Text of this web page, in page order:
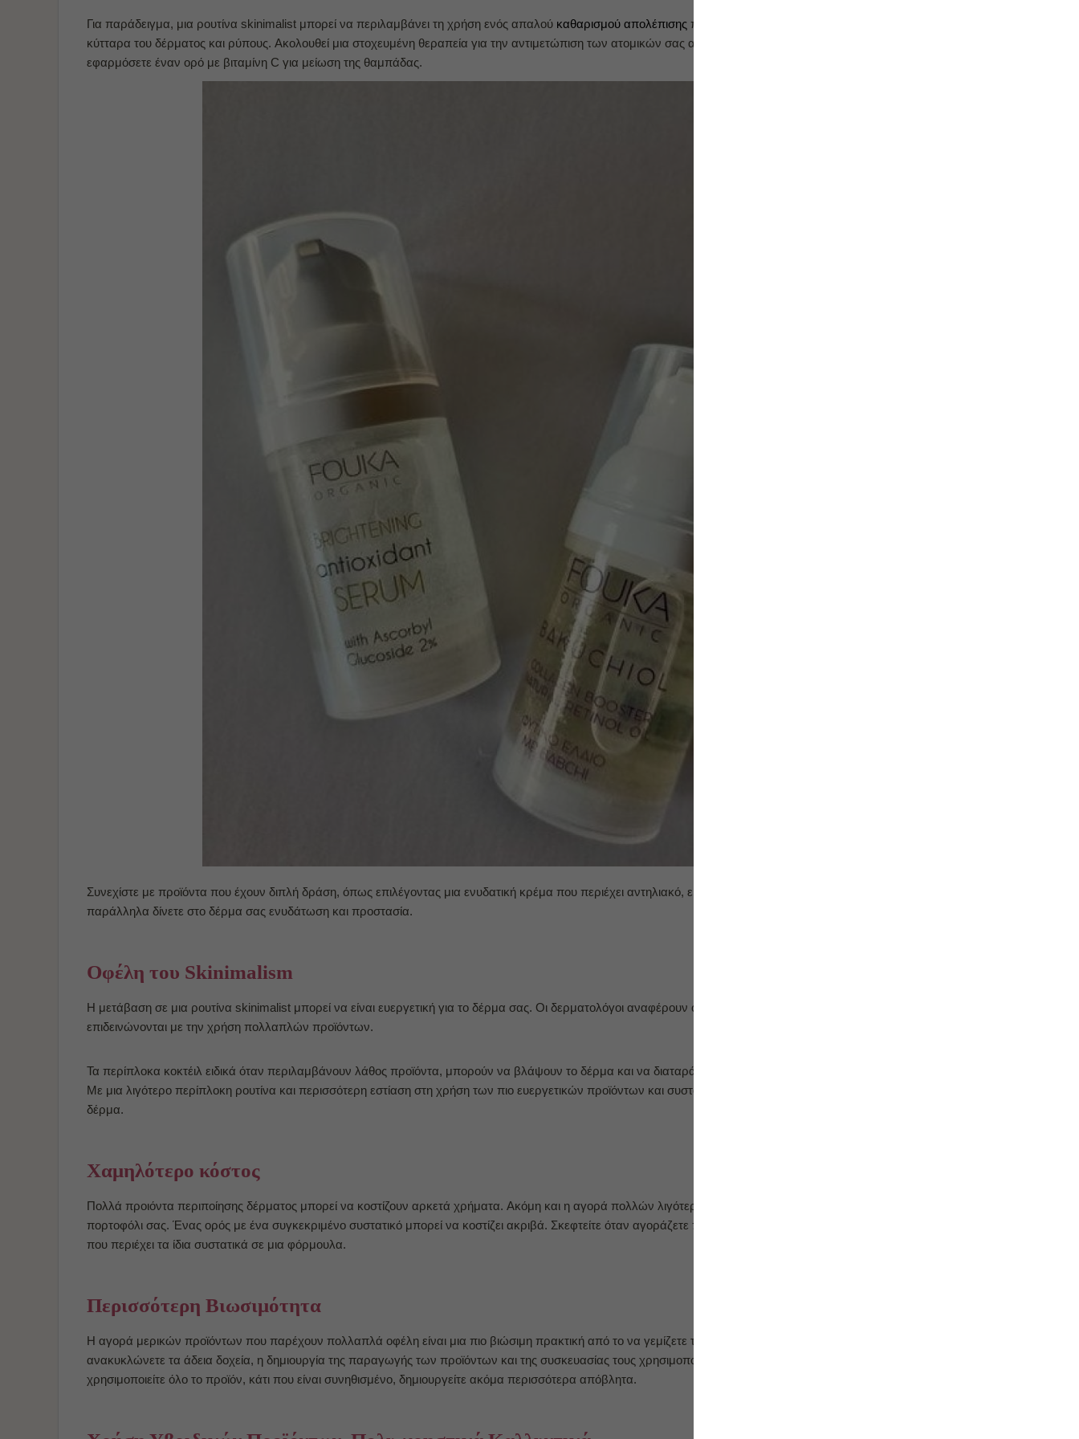
Για παράδειγμα, μια ρουτίνα skinimalist μπορεί να περιλαμβάνει τη χρήση ενός απαλού καθαρισμού απολέπισης που περιέχει AHA ή BHA για να απομακρύνει τα νεκρά
κύτταρα του δέρματος και ρύπους. Ακολουθεί μια στοχευμένη θεραπεία για την αντιμετώπιση των ατομικών σας αναγκών του δέρματος. Για παράδειγμα, μπορείτε να
εφαρμόσετε έναν ορό με βιταμίνη C για μείωση της θαμπάδας.
Συνεχίστε με προϊόντα που έχουν διπλή δράση, όπως επιλέγοντας μια ενυδατική κρέμα που περιέχει αντηλιακό, είναι εύκολο να μειώσετε την ρουτίνα σας ενώ
παράλληλα δίνετε στο δέρμα σας ενυδάτωση και προστασία.
Οφέλη του Skinimalism
Η μετάβαση σε μια ρουτίνα skinimalist μπορεί να είναι ευεργετική για το δέρμα σας. Οι δερματολόγοι αναφέρουν ότι πολλά από τα δερματικά προβλήματα τω ασθενών
επιδεινώνονται με την χρήση πολλαπλών προϊόντων.
Τα περίπλοκα κοκτέιλ ειδικά όταν περιλαμβάνουν λάθος προϊόντα, μπορούν να βλάψουν το δέρμα και να διαταράξουν την ισορροπία του pH και να το κάνουν ευαίσθητο.
Με μια λιγότερο περίπλοκη ρουτίνα και περισσότερη εστίαση στη χρήση των πιο ευεργετικών προϊόντων και συστατικών, μπορεί να είναι ευκολότερο να επιτύχετε υγιές
δέρμα.
Χαμηλότερο κόστος
Πολλά προιόντα περιποίησης δέρματος μπορεί να κοστίζουν αρκετά χρήματα. Ακόμη και η αγορά πολλών λιγότερο ακριβών προϊόντων μπορεί να επιβαρύνει το
πορτοφόλι σας. Ένας ορός με ένα συγκεκριμένο συστατικό μπορεί να κοστίζει ακριβά. Σκεφτείτε όταν αγοράζετε πολλούς ορούς σε σχέση με ένα μεμονωμένο προϊόν
που περιέχει τα ίδια συστατικά σε μια φόρμουλα.
Περισσότερη Βιωσιμότητα
Η αγορά μερικών προϊόντων που παρέχουν πολλαπλά οφέλη είναι μια πιο βιώσιμη πρακτική από το να γεμίζετε τα ράφια σας με βάζα και μπουκάλια. Ακόμα κι αν
ανακυκλώνετε τα άδεια δοχεία, η δημιουργία της παραγωγής των προϊόντων και της συσκευασίας τους χρησιμοποιεί πόρους και δημιουργεί απόβλητα. Αν δεν
χρησιμοποιείτε όλο το προϊόν, κάτι που είναι συνηθισμένο, δημιουργείτε ακόμα περισσότερα απόβλητα.